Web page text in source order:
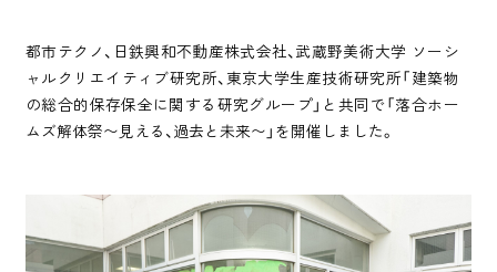
都市テクノ、日鉄興和不動産株式会社、武蔵野美術大学 ソーシ
ャルクリエイティブ研究所、東京大学生産技術研究所「建築物
の総合的保存保全に関する研究グループ」と共同で「落合ホー
ムズ解体祭〜見える、過去と未来〜」を開催しました。